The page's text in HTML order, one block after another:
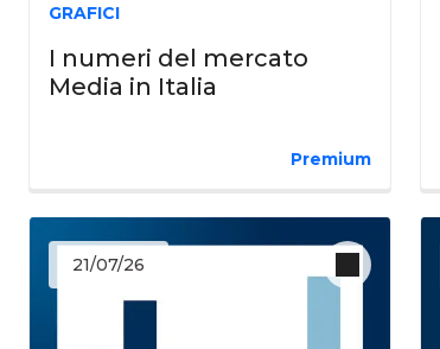
GRAFICI
I numeri del mercato
Media in Italia
Premium
21/07/26